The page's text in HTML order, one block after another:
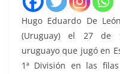
Hugo Eduardo De
(Uruguay) el 27 de
uruguayo que jugó en
1ª División en las